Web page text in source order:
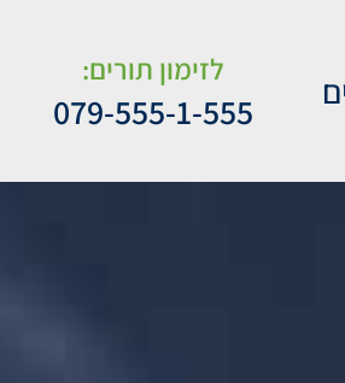
לזימון תורים:
079-555-1-555